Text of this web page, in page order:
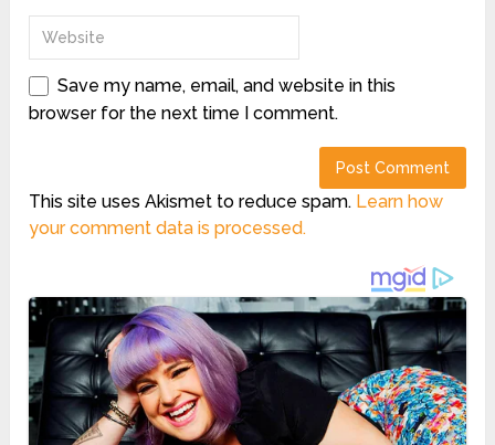
Save my name, email, and website in this
browser for the next time I comment.
This site uses Akismet to reduce spam. Learn how
your comment data is processed.